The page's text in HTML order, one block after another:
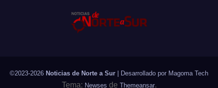
©2023-2026 Noticias de Norte a Sur | Desarrollado por Magoma Tech
Tema: Newses de Themeansar.